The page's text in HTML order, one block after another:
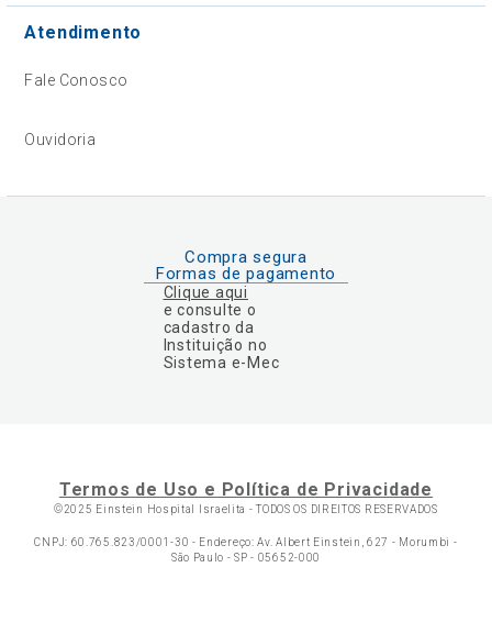
Atendimento
Fale Conosco
Ouvidoria
Compra segura
Formas de pagamento
Clique aqui
e consulte o
cadastro da
Instituição no
Sistema e-Mec
Termos de Uso e Política de Privacidade
©2025 Einstein Hospital Israelita -TODOS OS DIREITOS RESERVADOS
CNPJ: 60.765.823/0001-30 - Endereço: Av. Albert Einstein, 627 - Morumbi -
São Paulo - SP - 05652-000